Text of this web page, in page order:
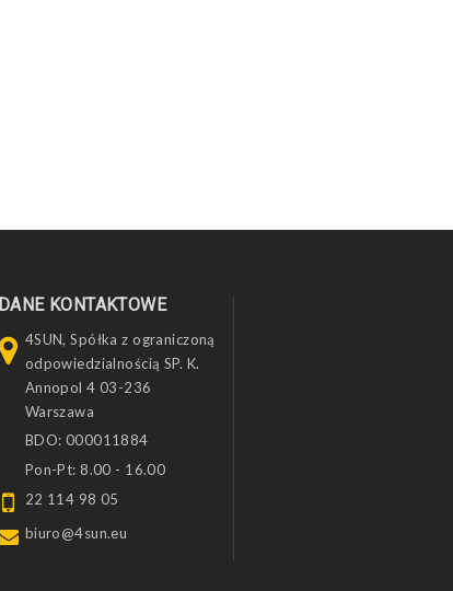
DANE KONTAKTOWE
4SUN, Spółka z ograniczoną
odpowiedzialnością SP. K.
Annopol 4 03-236
Warszawa
BDO: 000011884
Pon-Pt: 8.00 - 16.00
22 114 98 05
biuro@4sun.eu